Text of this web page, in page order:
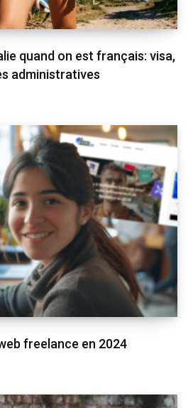
quand on est français: visa,
administratives
freelance en 2024